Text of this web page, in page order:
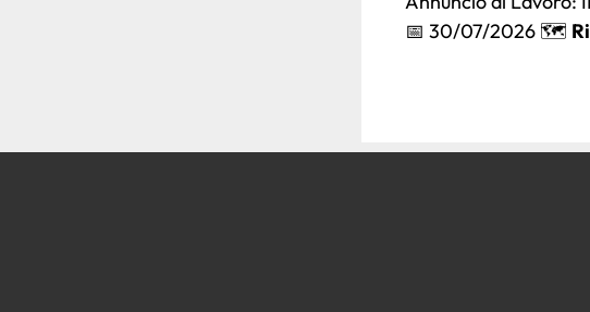
📅 30/07/2026 🗺️